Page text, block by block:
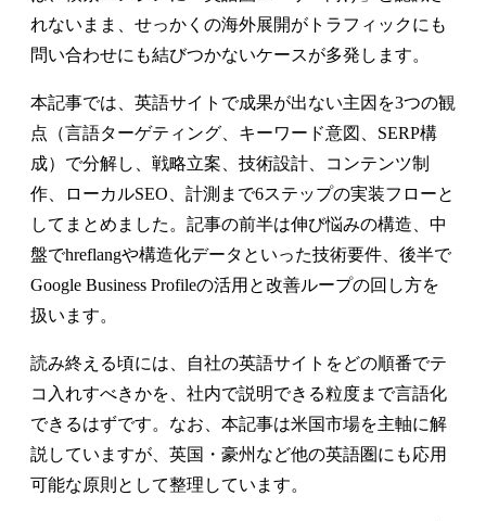
れないまま、せっかくの海外展開がトラフィックにも
問い合わせにも結びつかないケースが多発します。
本記事では、英語サイトで成果が出ない主因を3つの観
点（言語ターゲティング、キーワード意図、SERP構
成）で分解し、戦略立案、技術設計、コンテンツ制
作、ローカルSEO、計測まで6ステップの実装フローと
してまとめました。記事の前半は伸び悩みの構造、中
盤でhreflangや構造化データといった技術要件、後半で
Google Business Profileの活用と改善ループの回し方を
扱います。
読み終える頃には、自社の英語サイトをどの順番でテ
コ入れすべきかを、社内で説明できる粒度まで言語化
できるはずです。なお、本記事は米国市場を主軸に解
説していますが、英国・豪州など他の英語圏にも応用
可能な原則として整理しています。